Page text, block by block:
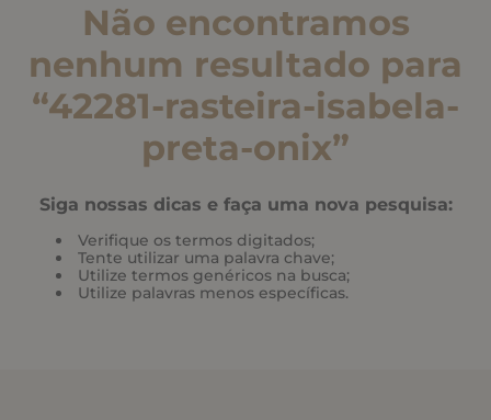
Não encontramos
nenhum resultado para
“42281-rasteira-isabela-
preta-onix”
Siga nossas dicas e faça uma nova pesquisa:
Verifique os termos digitados;
Tente utilizar uma palavra chave;
Utilize termos genéricos na busca;
Utilize palavras menos específicas.